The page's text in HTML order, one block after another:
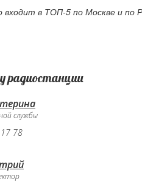
в ТОП-5 по Москве и по
радиостанции
службы
78